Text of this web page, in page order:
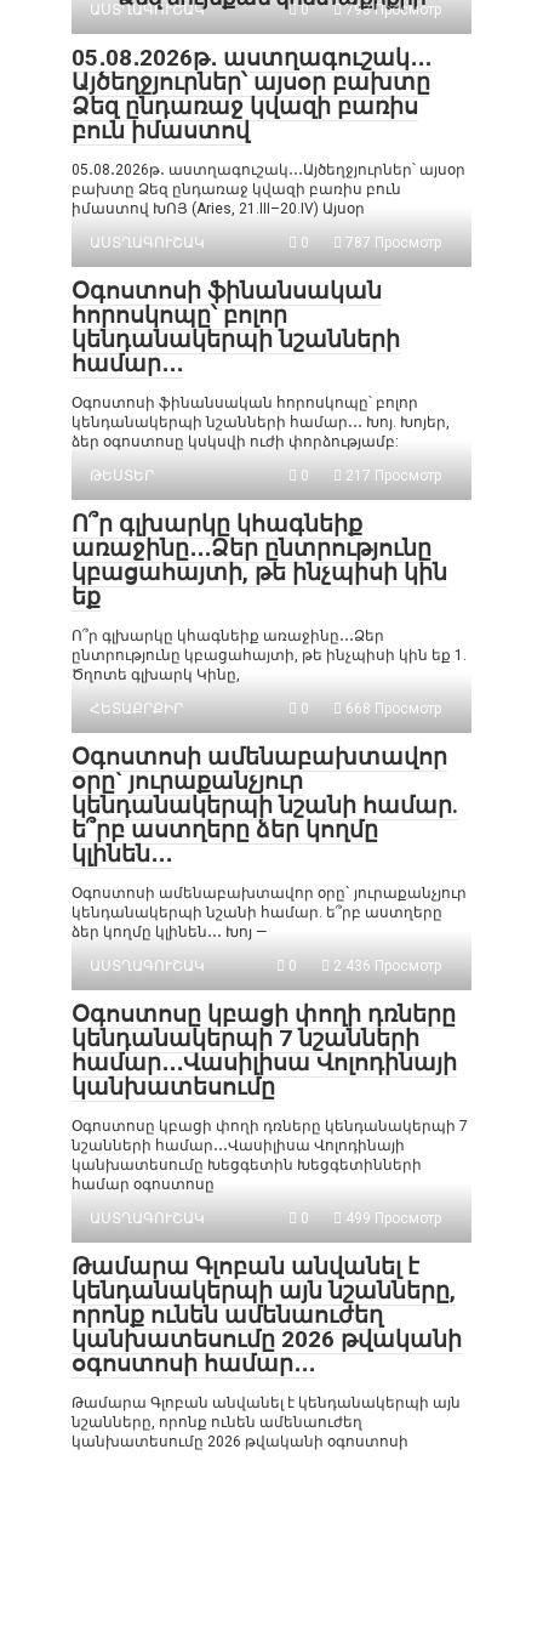
ԱՍՏՂԱԳՈՒՇԱԿ 0 793 Просмотр
05․08․2026թ․ աստղագուշակ․․․
Այծեղջյուրներ՝ այսօր բախտը
Ձեզ ընդառաջ կվազի բառիս
բուն իմաստով
05․08․2026թ․ աստղագուշակ․․․Այծեղջյուրներ՝ այսօր
բախտը Ձեզ ընդառաջ կվազի բառիս բուն
իմաստով ԽՈՅ (Aries, 21.III–20.IV) Այսօր
ԱՍՏՂԱԳՈՒՇԱԿ
0 787 Просмотр
Օգոստոսի ֆինանսական
հորոսկոպը՝ բոլոր
կենդանակերպի նշանների
համար․․․
Օգոստոսի ֆինանսական հորոսկոպը՝ բոլոր
կենդանակերպի նշանների համար․․․ Խոյ. Խոյեր,
ձեր օգոստոսը կսկսվի ուժի փորձությամբ:
ԹԵՍՏԵՐ
0 217 Просмотр
Ո՞ր գլխարկը կհագնեիք
առաջինը․․․Ձեր ընտրությունը
կբացահայտի, թե ինչպիսի կին
եք
Ո՞ր գլխարկը կհագնեիք առաջինը․․․Ձեր
ընտրությունը կբացահայտի, թե ինչպիսի կին եք 1.
Ծղոտե գլխարկ Կինը,
ՀԵՏԱՔՐՔԻՐ
0 668 Просмотр
Օգոստոսի ամենաբախտավոր
օրը` յուրաքանչյուր
կենդանակերպի նշանի համար.
ե՞րբ աստղերը ձեր կողմը
կլինեն․․․
Օգոստոսի ամենաբախտավոր օրը` յուրաքանչյուր
կենդանակերպի նշանի համար. ե՞րբ աստղերը
ձեր կողմը կլինեն․․․ Խոյ —
ԱՍՏՂԱԳՈՒՇԱԿ
0 2 436 Просмотр
Օգոստոսը կբացի փողի դռները
կենդանակերպի 7 նշանների
համար․․․Վասիլիսա Վոլոդինայի
կանխատեսումը
Օգոստոսը կբացի փողի դռները կենդանակերպի 7
նշանների համար․․․Վասիլիսա Վոլոդինայի
կանխատեսումը Խեցգետին Խեցգետինների
համար օգոստոսը
ԱՍՏՂԱԳՈՒՇԱԿ
0 499 Просмотр
Թամարա Գլոբան անվանել է
կենդանակերպի այն նշանները,
որոնք ունեն ամենաուժեղ
կանխատեսումը 2026 թվականի
օգոստոսի համար․․․
Թամարա Գլոբան անվանել է կենդանակերպի այն
նշանները, որոնք ունեն ամենաուժեղ
կանխատեսումը 2026 թվականի օգոստոսի